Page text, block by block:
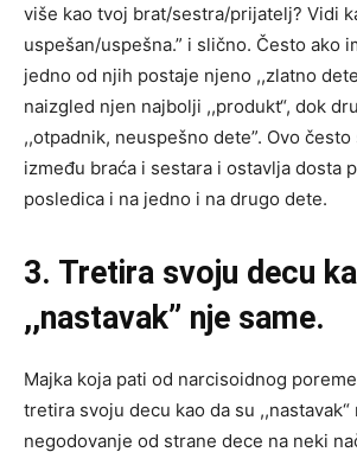
više kao tvoj brat/sestra/prijatelj? Vidi
uspešan/uspešna.” i slično. Često ako
jedno od njih postaje njeno ,,zlatno
naizgled njen najbolji ,,produkt“, dok
,,otpadnik, neuspešno dete”. Ovo
između braća i sestara i ostavlja dosta
posledica i na jedno i na drugo dete.
3. Tretira svoju decu
,,nastavak” nje same.
Majka koja pati od narcisoidnog
tretira svoju decu kao da su ,,nastavak“
negodovanje od strane dece na neki